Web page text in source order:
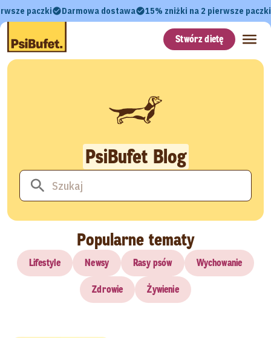
paczki Darmowa dostawa 15% zniżki na 2 pierwsze paczki
Stwórz dietę
PsiBufet Blog
Popularne tematy
Lifestyle Newsy Rasy psów Wychowanie
Zdrowie Żywienie